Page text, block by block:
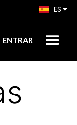
ES
KO
ENTRAR